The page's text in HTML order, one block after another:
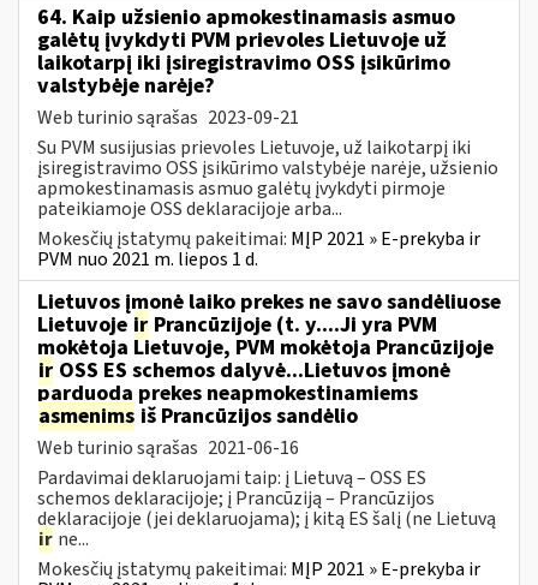
64. Kaip užsienio apmokestinamasis asmuo
galėtų įvykdyti PVM prievoles Lietuvoje už
laikotarpį iki įsiregistravimo OSS įsikūrimo
valstybėje narėje?
Web turinio sąrašas 2023-09-21
Su PVM susijusias prievoles Lietuvoje, už laikotarpį iki
įsiregistravimo OSS įsikūrimo valstybėje narėje, užsienio
apmokestinamasis asmuo galėtų įvykdyti pirmoje
pateikiamoje OSS deklaracijoje arba...
Mokesčių įstatymų pakeitimai: MĮP 2021 » E-prekyba ir
PVM nuo 2021 m. liepos 1 d.
Lietuvos įmonė laiko prekes ne savo sandėliuose
Lietuvoje ir Prancūzijoje (t. y....Ji yra PVM
mokėtoja Lietuvoje, PVM mokėtoja Prancūzijoje
ir OSS ES schemos dalyvė...Lietuvos įmonė
parduoda prekes neapmokestinamiems
asmenims iš Prancūzijos sandėlio
Web turinio sąrašas 2021-06-16
Pardavimai deklaruojami taip: į Lietuvą – OSS ES
schemos deklaracijoje; į Prancūziją – Prancūzijos
deklaracijoje (jei deklaruojama); į kitą ES šalį (ne Lietuvą
ir ne...
Mokesčių įstatymų pakeitimai: MĮP 2021 » E-prekyba ir